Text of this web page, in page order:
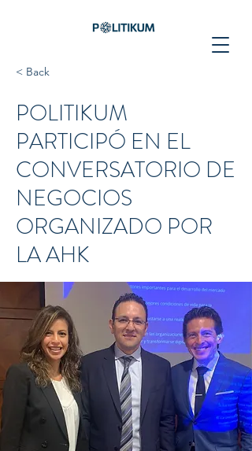
< Back
POLITIKUM
PARTICIPÓ EN EL
CONVERSATORIO DE
NEGOCIOS
ORGANIZADO POR
LA AHK